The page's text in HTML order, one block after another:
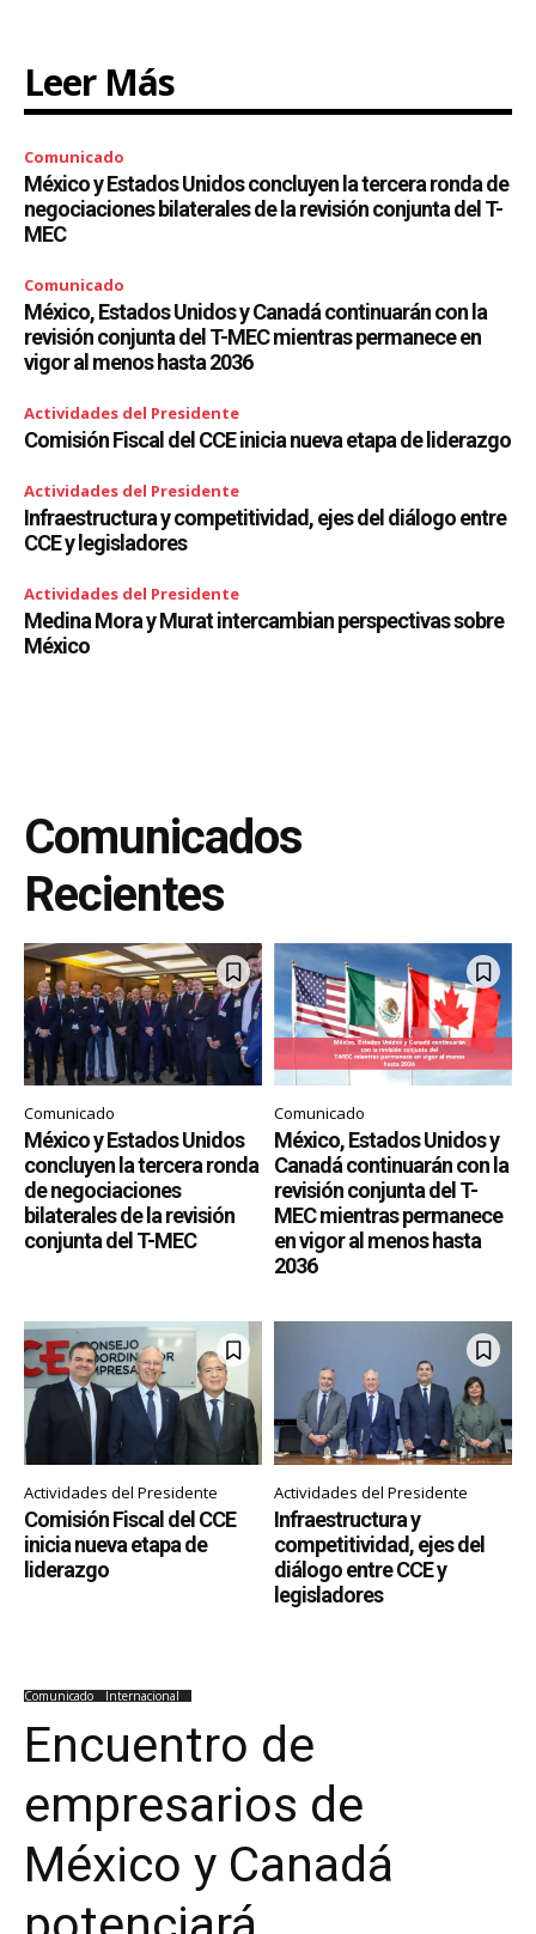
Leer Más
Comunicado
México y Estados Unidos concluyen la tercera ronda de
negociaciones bilaterales de la revisión conjunta del T-
MEC
Comunicado
México, Estados Unidos y Canadá continuarán con la
revisión conjunta del T-MEC mientras permanece en
vigor al menos hasta 2036
Actividades del Presidente
Comisión Fiscal del CCE inicia nueva etapa de liderazgo
Actividades del Presidente
Infraestructura y competitividad, ejes del diálogo entre
CCE y legisladores
Actividades del Presidente
Medina Mora y Murat intercambian perspectivas sobre
México
Comunicados
Recientes
Comunicado
México y Estados Unidos
concluyen la tercera ronda
de negociaciones
bilaterales de la revisión
conjunta del T-MEC
Comunicado
México, Estados Unidos y
Canadá continuarán con la
revisión conjunta del T-
MEC mientras permanece
en vigor al menos hasta
2036
Actividades del Presidente
Comisión Fiscal del CCE
inicia nueva etapa de
liderazgo
Actividades del Presidente
Infraestructura y
competitividad, ejes del
diálogo entre CCE y
legisladores